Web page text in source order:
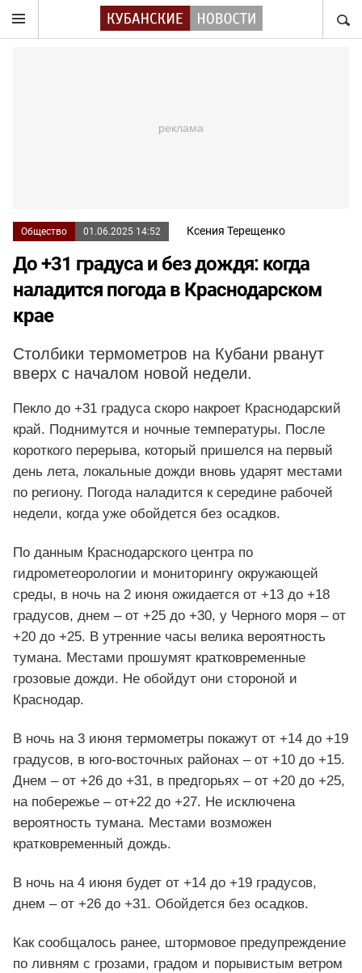
Общество 01.06.2025 14:52 Ксения Терещенко
До +31 градуса и без дождя: когда
наладится погода в Краснодарском
крае
Столбики термометров на Кубани рванут
вверх с началом новой недели.
Пекло до +31 градуса скоро накроет Краснодарский
край. Поднимутся и ночные температуры. После
короткого перерыва, который пришелся на первый
день лета, локальные дожди вновь ударят местами
по региону. Погода наладится к середине рабочей
недели, когда уже обойдется без осадков.
По данным Краснодарского центра по
гидрометеорологии и мониторингу окружающей
среды, в ночь на 2 июня ожидается от +13 до +18
градусов, днем – от +25 до +30, у Черного моря – от
+20 до +25. В утренние часы велика вероятность
тумана. Местами прошумят кратковременные
грозовые дожди. Не обойдут они стороной и
Краснодар.
В ночь на 3 июня термометры покажут от +14 до +19
градусов, в юго-восточных районах – от +10 до +15.
Днем – от +26 до +31, в предгорьях – от +20 до +25,
на побережье – от+22 до +27. Не исключена
вероятность тумана. Местами возможен
кратковременный дождь.
В ночь на 4 июня будет от +14 до +19 градусов,
днем – от +26 до +31. Обойдется без осадков.
Как сообщалось ранее, штормовое предупреждение
по ливням с грозами, градом и порывистым ветром